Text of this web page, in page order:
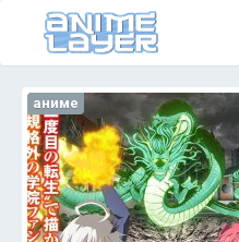
аниме